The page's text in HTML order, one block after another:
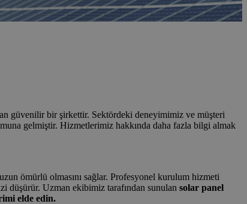
güvenilir bir şirkettir. Sektördeki deneyimimiz ve müşteri
gelmiştir. Hizmetlerimiz hakkında daha fazla bilgi almak
ömürlü olmasını sağlar. Profesyonel kurulum hizmeti
düşürür. Uzman ekibimiz tarafından sunulan solar panel
elde edin.